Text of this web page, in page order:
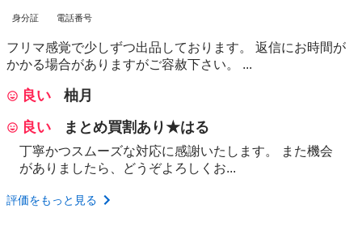
身分証 電話番号
フリマ感覚で少しずつ出品しております。 返信にお時間が
かかる場合がありますがご容赦下さい。 ...
良い
柚月
良い
まとめ買割あり★はる
丁寧かつスムーズな対応に感謝いたします。 また機会
がありましたら、どうぞよろしくお...
評価をもっと見る